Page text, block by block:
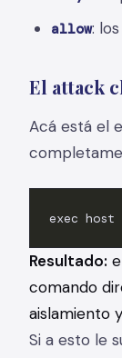
allow:
El attack
Acá está el
exec host
Resultado:
comando
aislamiento
Si a esto le